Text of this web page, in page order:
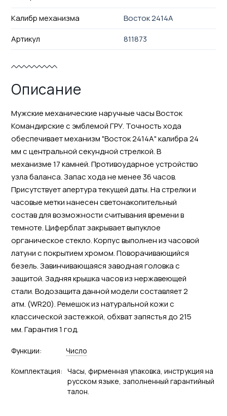
Калибр механизма
Восток 2414А
Артикул
811873
Описание
Мужские механические наручные часы Восток
Командирские с эмблемой ГРУ. Точность хода
обеспечивает механизм "Восток 2414А" калибра 24
мм с центральной секундной стрелкой. В
механизме 17 камней. Противоударное устройство
узла баланса. Запас хода не менее 36 часов.
Присутствует апертура текущей даты. На стрелки и
часовые метки нанесен светонакопительный
состав для возможности считывания времени в
темноте. Циферблат закрывает выпуклое
органическое стекло. Корпус выполнен из часовой
латуни с покрытием хромом. Поворачивающийся
безель. Завинчивающаяся заводная головка с
защитой. Задняя крышка часов из нержавеющей
стали. Водозащита данной модели составляет 2
атм. (WR20). Ремешок из натуральной кожи с
классической застежкой, обхват запястья до 215
мм. Гарантия 1 год.
Функции: Число
Комплектация: Часы, фирменная упаковка, инструкция на
русском языке, заполненный гарантийный
талон.